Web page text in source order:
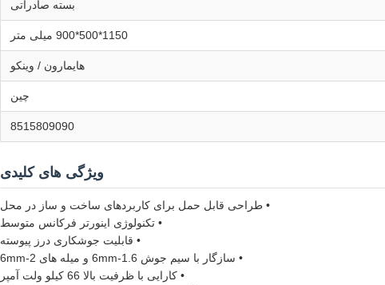
بسته صادراتی
1150*500*900 میلی متر
هایمارون / وینکو
چین
8515809090
ویژگی های کلیدی
• طراحی قابل حمل برای کاربردهای ساخت و ساز در محل
• تکنولوژی اینورتر فرکانس متوسط
• قابلیت جوشکاری درز پیوسته
• سازگار با سیم جوش 1.6-6mm و میله های 2-6mm
• کارایی با ظرفیت بالا 66 کیلو ولت آمپر